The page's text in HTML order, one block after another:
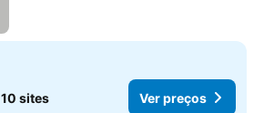
10 sites Ver preços